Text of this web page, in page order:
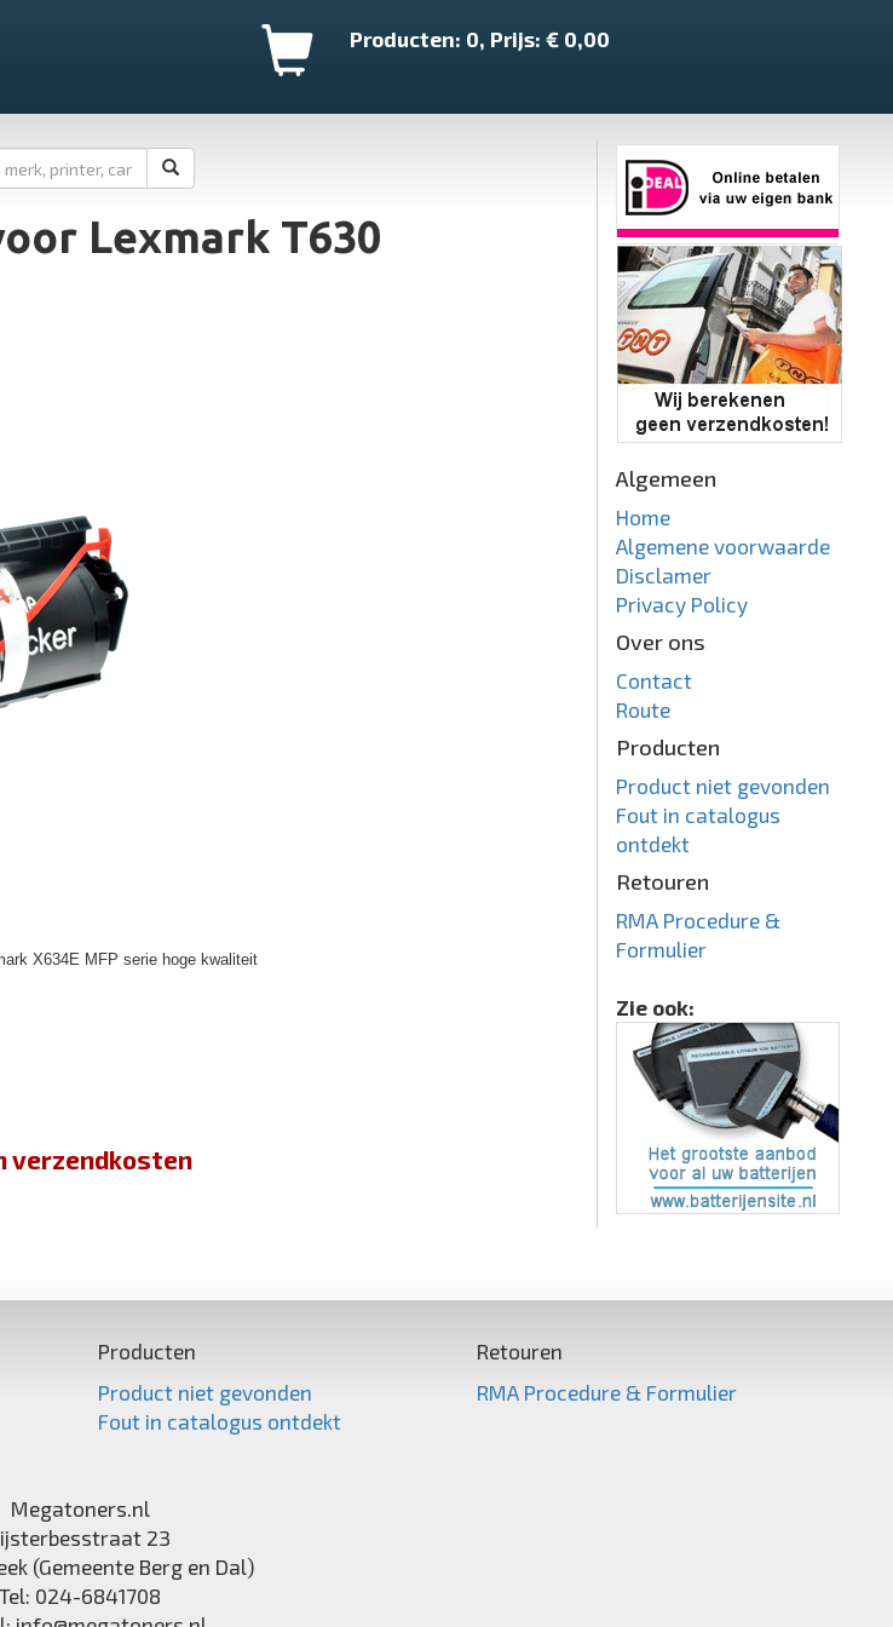
Producten: 0, Prijs: € 0,00
Lexmark T630
X634E MFP serie hoge kwaliteit
verzendkosten
Algemeen
Home
Algemene voorwaarde
Disclamer
Privacy Policy
Over ons
Contact
Route
Producten
Product niet gevonden
Fout in catalogus
ontdekt
Retouren
RMA Procedure &
Formulier
Zie ook:
Producten
Product niet gevonden
Fout in catalogus ontdekt
Retouren
RMA Procedure & Formulier
Megatoners.nl
23
(Gemeente Berg en Dal)
Tel: 024-6841708